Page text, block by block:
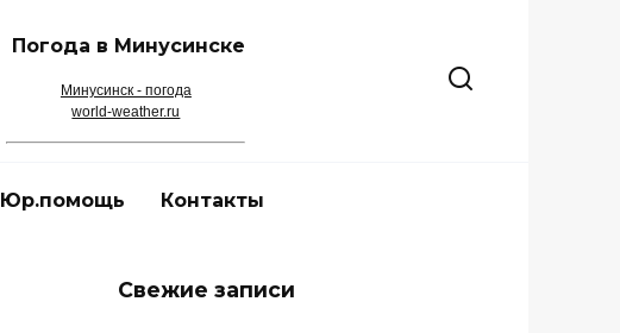
Погода в Минусинске
Минусинск - погода
world-weather.ru
Юр.помощь Контакты
Свежие записи